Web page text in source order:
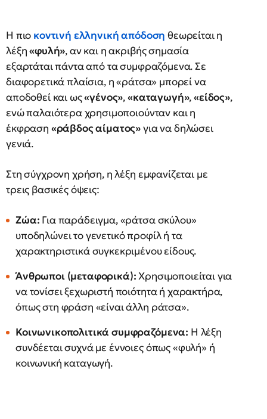
Η πιο κοντινή ελληνική απόδοση θεωρείται η
λέξη«φυλή», αν και η ακριβής σημασία
εξαρτάται πάντα από τα συμφραζόμενα. Σε
διαφορετικά πλαίσια, η «ράτσα» μπορεί να
αποδοθεί και ως«γένος»,«καταγωγή»,«είδος»,
ενώ παλαιότερα χρησιμοποιούνταν και η
έκφραση «ράβδος αίματος»για να δηλώσει
γενιά.
Στη σύγχρονη χρήση, η λέξη εμφανίζεται με
τρεις βασικές όψεις:
Ζώα: Για παράδειγμα, «ράτσα σκύλου»
υποδηλώνει το γενετικό προφίλ ή τα
χαρακτηριστικά συγκεκριμένου είδους.
Άνθρωποι (μεταφορικά):Χρησιμοποιείται για
να τονίσει ξεχωριστή ποιότητα ή χαρακτήρα,
όπως στη φράση «είναι άλλη ράτσα».
Κοινωνικοπολιτικά συμφραζόμενα: Η λέξη
συνδέεται συχνά με έννοιες όπως «φυλή» ή
κοινωνική καταγωγή.